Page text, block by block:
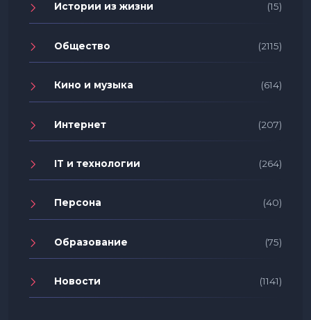
Истории из жизни (15)
Общество (2115)
Кино и музыка (614)
Интернет (207)
IT и технологии (264)
Персона (40)
Образование (75)
Новости (1141)